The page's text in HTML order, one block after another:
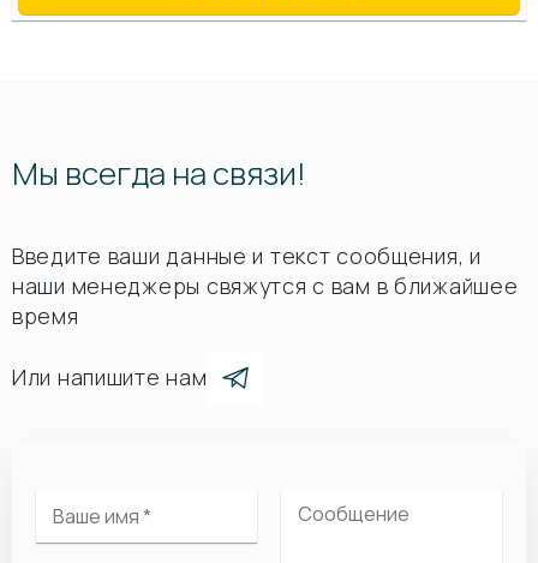
Мы всегда на связи!
Введите ваши данные и текст сообщения, и
наши менеджеры свяжутся с вам в ближайшее
время
Или напишите нам